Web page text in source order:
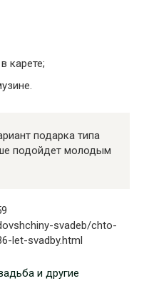
карете;
подарка типа
подойдет молодым
svadeb/chto-
let-svadby.html
и другие